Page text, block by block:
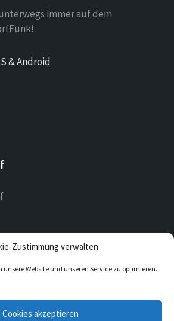
Zustimmung verwalten
unsere Website und unseren Service zu optimieren.
Cookies akzeptieren
immer auf dem
& Android